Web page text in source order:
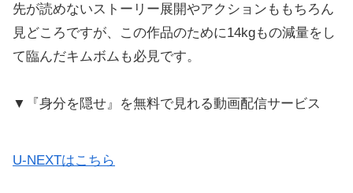
先が読めないストーリー展開やアクションももちろん
見どころですが、この作品のために14kgもの減量をし
て臨んだキムボムも必見です。
▼『身分を隠せ』を無料で見れる動画配信サービス
U-NEXTはこちら